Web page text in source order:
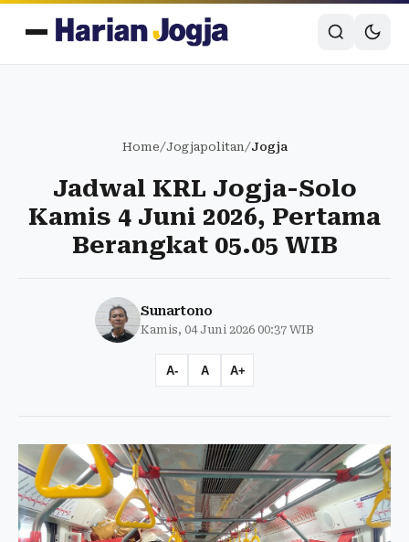
Home/Jogjapolitan/Jogja
Jadwal KRL Jogja-Solo
Kamis 4 Juni 2026, Pertama
Berangkat 05.05 WIB
Sunartono
Kamis, 04 Juni 2026 00:37 WIB
A- A A+